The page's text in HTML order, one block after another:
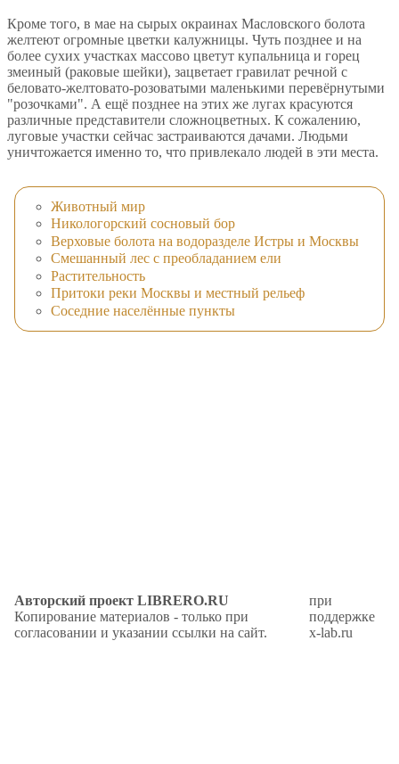
Кроме того, в мае на сырых окраинах Масловского болота
желтеют огромные цветки калужницы. Чуть позднее и на
более сухих участках массово цветут купальница и горец
змеиный (раковые шейки), зацветает гравилат речной с
беловато-желтовато-розоватыми маленькими перевёрнутыми
"розочками". А ещё позднее на этих же лугах красуются
различные представители сложноцветных. К сожалению,
луговые участки сейчас застраиваются дачами. Людьми
уничтожается именно то, что привлекало людей в эти места.
Животный мир
Никологорский сосновый бор
Верховые болота на водоразделе Истры и Москвы
Смешанный лес с преобладанием ели
Растительность
Притоки реки Москвы и местный рельеф
Соседние населённые пункты
Авторский проект LIBRERO.RU
Копирование материалов - только при
согласовании и указании ссылки на сайт.
при
поддержке
x-lab.ru